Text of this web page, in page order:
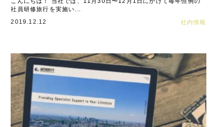
社員研修旅行を実施い...
2019.12.12
社内情報